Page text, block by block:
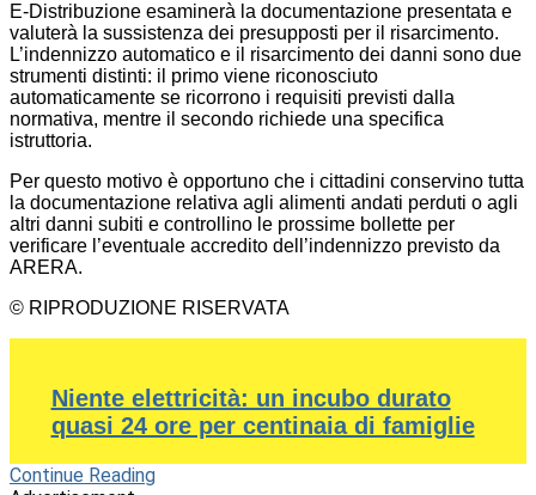
E-Distribuzione esaminerà la documentazione presentata e
valuterà la sussistenza dei presupposti per il risarcimento.
L’indennizzo automatico e il risarcimento dei danni sono due
strumenti distinti: il primo viene riconosciuto
automaticamente se ricorrono i requisiti previsti dalla
normativa, mentre il secondo richiede una specifica
istruttoria.
Per questo motivo è opportuno che i cittadini conservino tutta
la documentazione relativa agli alimenti andati perduti o agli
altri danni subiti e controllino le prossime bollette per
verificare l’eventuale accredito dell’indennizzo previsto da
ARERA.
© RIPRODUZIONE RISERVATA
Niente elettricità: un incubo durato
quasi 24 ore per centinaia di famiglie
Continue Reading